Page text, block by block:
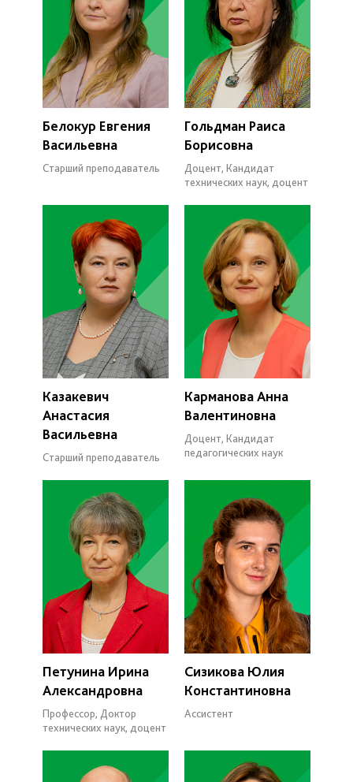
Белокур Евгения
Васильевна
Старший преподаватель
Гольдман Раиса
Борисовна
Доцент, Кандидат
технических наук, доцент
Казакевич
Анастасия
Васильевна
Старший преподаватель
Карманова Анна
Валентиновна
Доцент, Кандидат
педагогических наук
Петунина Ирина
Александровна
Профессор, Доктор
технических наук, доцент
Сизикова Юлия
Константиновна
Ассистент